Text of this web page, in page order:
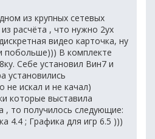
из крупных сетевых
расчёта , что нужно 2ух
видео карточка, ну
побольше))) В комплекте
Себе установил Вин7 и
установились
не искал и не качал)
которые выставила
, то получилось следующие:
4.4 ; Графика для игр 6.5 )))